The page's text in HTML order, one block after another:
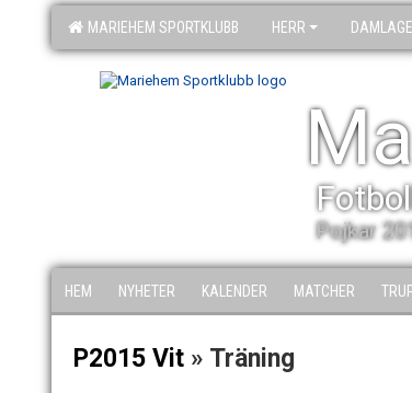
MARIEHEM SPORTKLUBB HERR
Pojkar
HEM NYHETER KALENDER MATCHER
P2015 Vit » Träning